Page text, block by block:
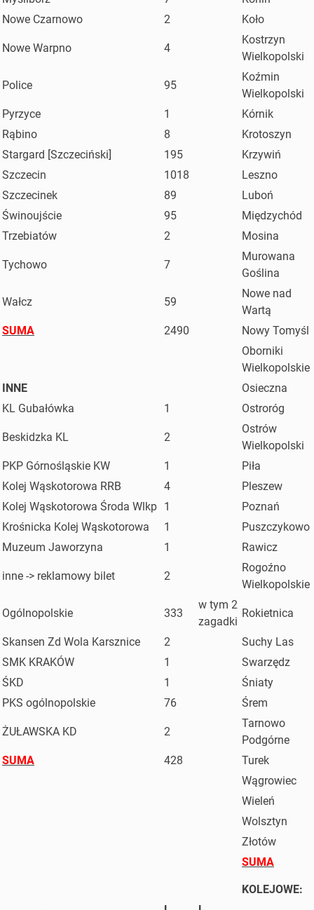
Nowe Czarnowo
2 Koło
Nowe Warpno 4
Kostrzyn
Wielkopolski
Police 95
Koźmin
Wielkopolski
Pyrzyce
1
Kórnik
Rąbino
8
Krotoszyn
Stargard [Szczeciński]
195
Krzywiń
Szczecin
1018
Leszno
Szczecinek
89
Luboń
Świnoujście
95
Międzychód
Trzebiatów
2 Mosina
Tychowo 7
Murowana
Goślina
Wałcz 59
Nowe nad
Wartą
SUMA
2490
Nowy Tomyśl
Oborniki
Wielkopolskie
INNE
Osieczna
KL Gubałówka
1 Ostroróg
Beskidzka KL 2
Ostrów
Wielkopolski
PKP Górnośląskie KW
1
Piła
Kolej Wąskotorowa RRB
4
Pleszew
Kolej Wąskotorowa Środa Wlkp 1
Poznań
Krośnicka Kolej Wąskotorowa
1
Puszczykowo
Muzeum Jaworzyna
1 Rawicz
inne -> reklamowy bilet 2
Rogoźno
Wielkopolskie
Ogólnopolskie 333
w tym 2
zagadki
Rokietnica
Skansen Zd Wola Karsznice 2
Suchy Las
SMK KRAKÓW
1
Swarzędz
ŚKD
1
Śniaty
PKS ogólnopolskie
76 Śrem
ŻUŁAWSKA KD 2
Tarnowo
Podgórne
SUMA
428
Turek
Wągrowiec
Wieleń
Wolsztyn
Złotów
SUMA
KOLEJOWE: